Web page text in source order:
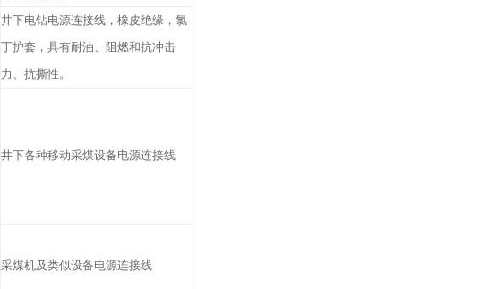
井下电钻电源连接线，橡皮绝缘，氯
丁护套，具有耐油、阻燃和抗冲击
力、抗撕性。
井下各种移动采煤设备电源连接线
采煤机及类似设备电源连接线